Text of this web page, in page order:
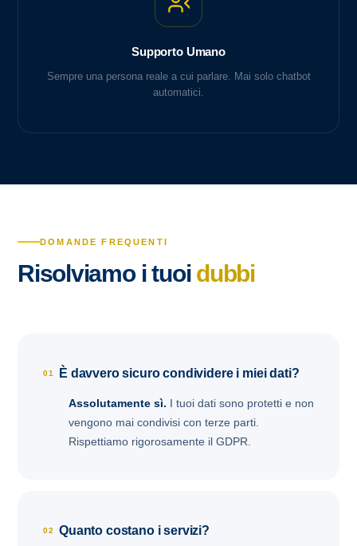
Supporto Umano
Sempre una persona reale a cui parlare. Mai solo chatbot
automatici.
DOMANDE FREQUENTI
Risolviamo i tuoi dubbi
01 È davvero sicuro condividere i miei dati?
Assolutamente sì. I tuoi dati sono protetti e non
vengono mai condivisi con terze parti.
Rispettiamo rigorosamente il GDPR.
02 Quanto costano i servizi?